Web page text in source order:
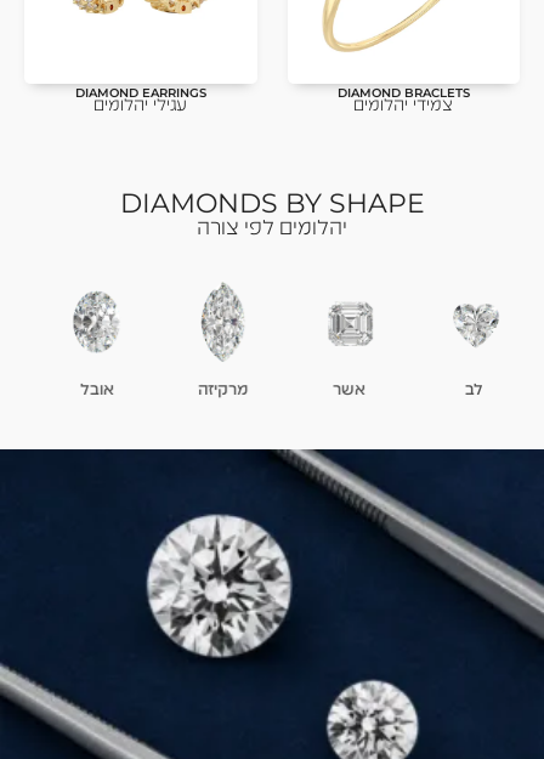
DIAMOND BRACLETS
צמידי יהלומים
DIAMOND EARRINGS
עגילי יהלומים
DIAMONDS BY SHAPE
יהלומים לפי צורה
אשר מרקיזה אובל